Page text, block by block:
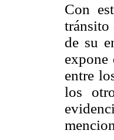
Con
tránsito
de su
expone
entre
los